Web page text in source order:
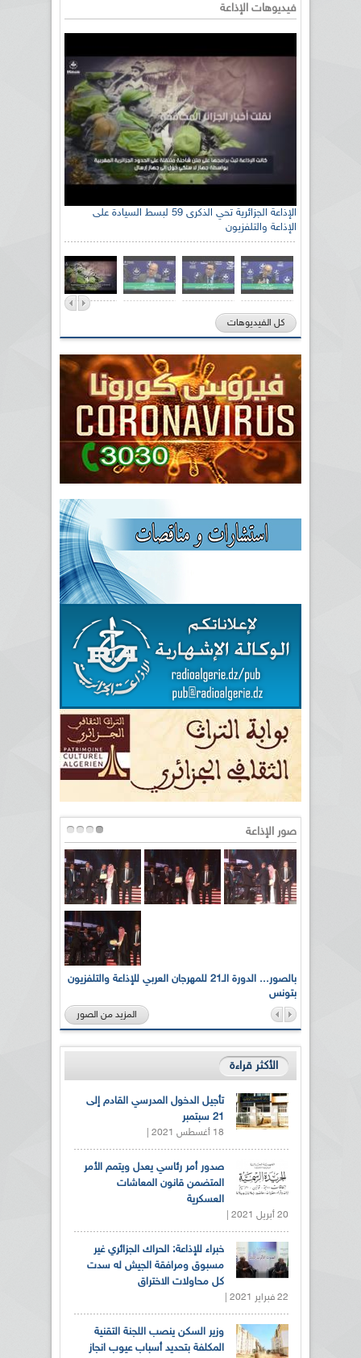
فيديوهات الإذاعة
الإذاعة الجزائرية تحي الذكرى 59 لبسط السيادة على
الإذاعة والتلفزيون
كل الفيديوهات
صور الإذاعة
بالصور... الدورة الـ21 للمهرجان العربي للإذاعة والتلفزيون
بتونس
المزيد من الصور
الأكثر قراءة
تأجيل الدخول المدرسي القادم إلى
21 سبتمبر
18 أغسطس 2021 |
صدور أمر رئاسي يعدل ويتمم الأمر
المتضمن قانون المعاشات
العسكرية
20 أبريل 2021 |
خبراء للإذاعة: الحراك الجزائري غير
مسبوق ومرافقة الجيش له سدت
كل محاولات الاختراق
22 فبراير 2021 |
وزير السكن ينصب اللجنة التقنية
المكلفة بتحديد أسباب عيوب انجاز